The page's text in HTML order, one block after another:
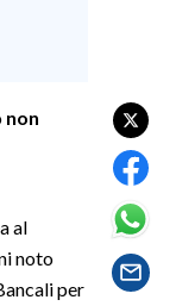
non
al
noto
per